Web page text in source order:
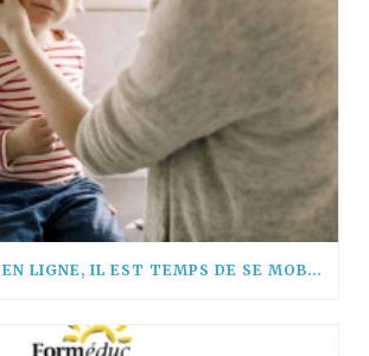
SECOURISME EN LIGNE, IL EST TEMPS DE SE MOBILISER !